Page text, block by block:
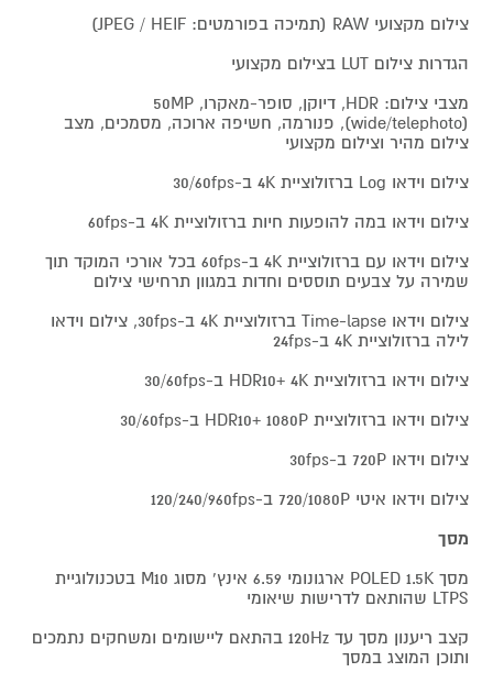
צילום מקצועי RAW (תמיכה בפורמטים: JPEG / HEIF)
הגדרות צילום LUT בצילום מקצועי
מצבי צילום: HDR, דיוקן, סופר-מאקרו, 50MP
(wide/telephoto), פנורמה, חשיפה ארוכה, מסמכים, מצב
צילום מהיר וצילום מקצועי
צילום וידאו Log ברזולוציית 4K ב-30/60fps
צילום וידאו במה להופעות חיות ברזולוציית 4K ב-60fps
צילום וידאו עם ברזולוציית 4K ב-60fps בכל אורכי המוקד תוך
שמירה על צבעים תוססים וחדות במגוון תרחישי צילום
צילום וידאו Time-lapse ברזולוציית 4K ב-30fps, צילום וידאו
לילה ברזולוציית 4K ב-24fps
צילום וידאו ברזולוציית HDR10+ 4K ב-30/60fps
צילום וידאו ברזולוציית HDR10+ 1080P ב-30/60fps
צילום וידאו 720P ב-30fps
צילום וידאו איטי 720/1080P ב-120/240/960fps
מסך
מסך POLED 1.5K ארגונומי 6.59 אינץ' מסוג M10 בטכנולוגיית
LTPS שהותאם לדרישות שיאומי
קצב ריענון מסך עד 120Hz בהתאם ליישומים ומשחקים נתמכים
ותוכן המוצג במסך